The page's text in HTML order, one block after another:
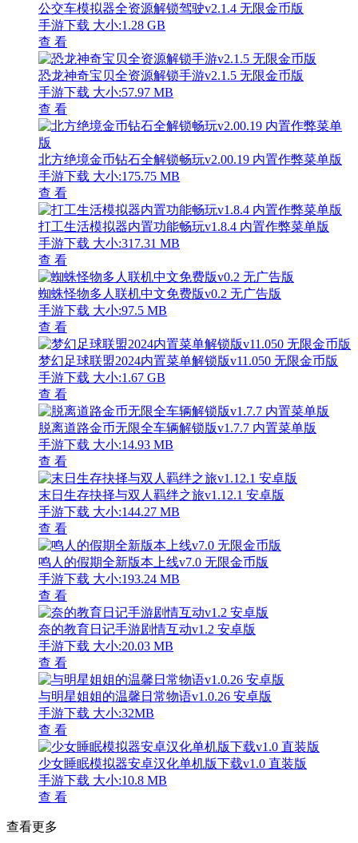
公交车模拟器全资源解锁驾驶v2.1.4 无限金币版
手游下载 大小:1.28 GB
查 看
恐龙神奇宝贝全资源解锁手游v2.1.5 无限金币版
手游下载 大小:57.97 MB
查 看
北方绝境金币钻石全解锁畅玩v2.00.19 内置作弊菜单版
手游下载 大小:175.75 MB
查 看
打工生活模拟器内置功能畅玩v1.8.4 内置作弊菜单版
手游下载 大小:317.31 MB
查 看
蜘蛛怪物多人联机中文免费版v0.2 无广告版
手游下载 大小:97.5 MB
查 看
梦幻足球联盟2024内置菜单解锁版v11.050 无限金币版
手游下载 大小:1.67 GB
查 看
脱离道路金币无限全车辆解锁版v1.7.7 内置菜单版
手游下载 大小:14.93 MB
查 看
末日生存抉择与双人羁绊之旅v1.12.1 安卓版
手游下载 大小:144.27 MB
查 看
鸣人的假期全新版本上线v7.0 无限金币版
手游下载 大小:193.24 MB
查 看
奈的教育日记手游剧情互动v1.2 安卓版
手游下载 大小:20.03 MB
查 看
与明星姐姐的温馨日常物语v1.0.26 安卓版
手游下载 大小:32MB
查 看
少女睡眠模拟器安卓汉化单机版下载v1.0 直装版
手游下载 大小:10.8 MB
查 看
查看更多